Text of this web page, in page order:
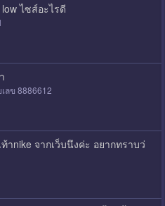
ไซส์อะไรดี
ลข 8886612
าnike จากเว็บนึงค่ะ อยากทราบว่